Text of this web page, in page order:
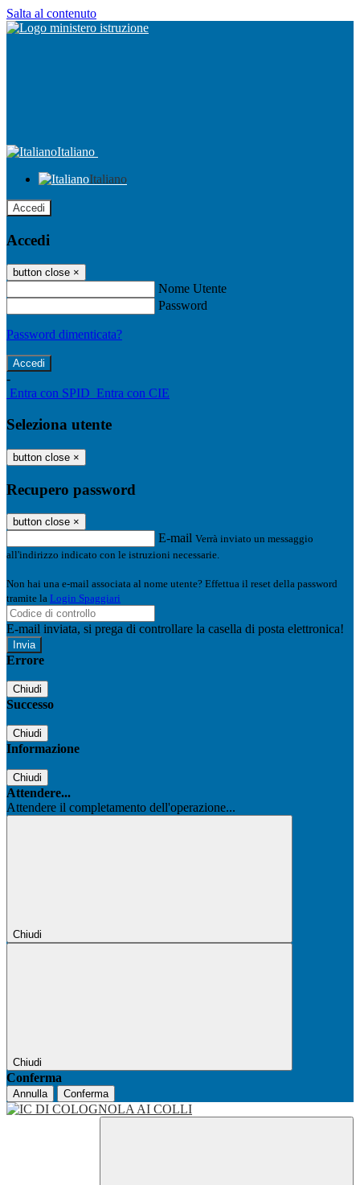
Salta al contenuto
Italiano
Italiano
Accedi
Accedi
button close ×
Nome Utente
Password
Password dimenticata?
-
Entra con SPID Entra con CIE
Seleziona utente
button close ×
Recupero password
button close ×
E-mail Verrà inviato un messaggio
all'indirizzo indicato con le istruzioni necessarie.
Non hai una e-mail associata al nome utente? Effettua il reset della password
tramite la Login Spaggiari
E-mail inviata, si prega di controllare la casella di posta elettronica!
Errore
Chiudi
Successo
Chiudi
Informazione
Chiudi
Attendere...
Attendere il completamento dell'operazione...
Chiudi
Chiudi
Conferma
Annulla Conferma